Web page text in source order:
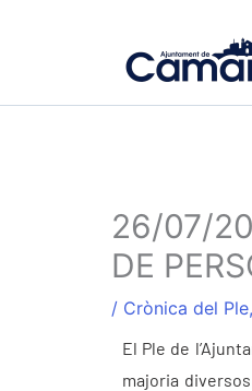
26/07/
DE
/ Crònica del Ple,
El Ple de
majoria